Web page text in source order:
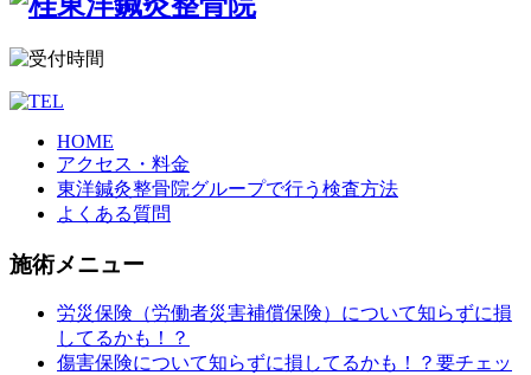
HOME
アクセス・料金
東洋鍼灸整骨院グループで行う検査方法
よくある質問
施術メニュー
労災保険（労働者災害補償保険）について知らずに損
してるかも！？
傷害保険について知らずに損してるかも！？要チェッ